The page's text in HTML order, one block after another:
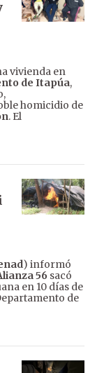
vivienda en
de Itapúa,
homicidio de
. El
) informó
56 sacó
en 10 días de
de